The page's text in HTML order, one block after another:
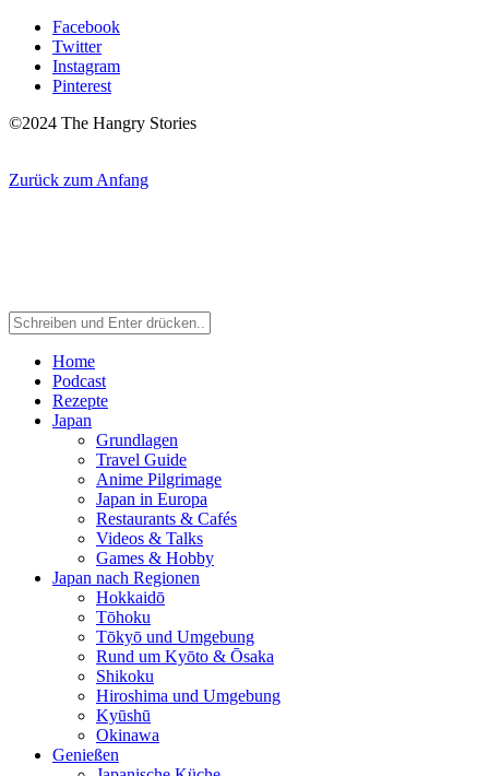
Facebook
Twitter
Instagram
Pinterest
©2024 The Hangry Stories
Zurück zum Anfang
Home
Podcast
Rezepte
Japan
Grundlagen
Travel Guide
Anime Pilgrimage
Japan in Europa
Restaurants & Cafés
Videos & Talks
Games & Hobby
Japan nach Regionen
Hokkaidō
Tōhoku
Tōkyō und Umgebung
Rund um Kyōto & Ōsaka
Shikoku
Hiroshima und Umgebung
Kyūshū
Okinawa
Genießen